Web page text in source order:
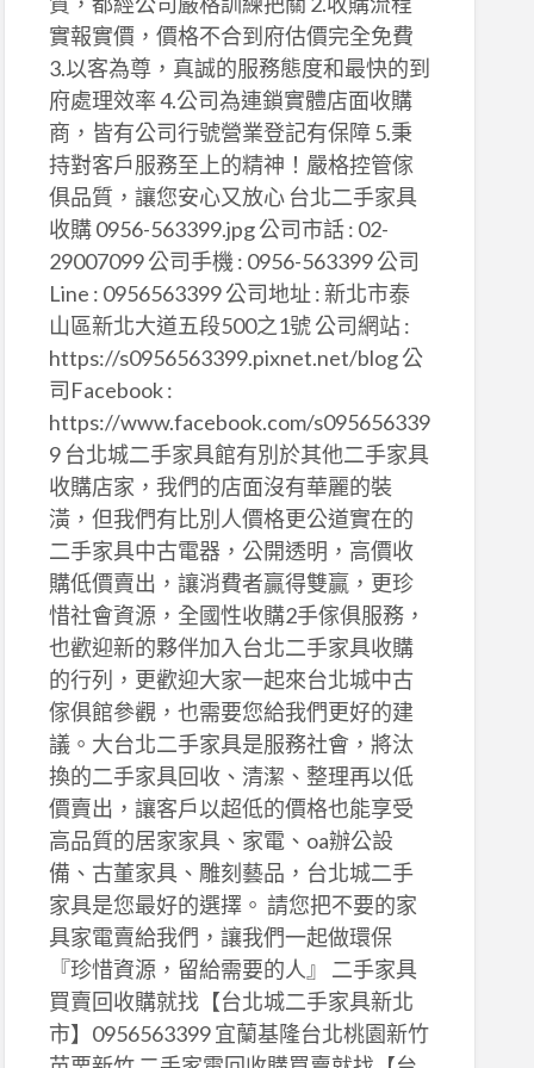
實報實價，價格不合到府估價完全免費
3.以客為尊，真誠的服務態度和最快的到
府處理效率 4.公司為連鎖實體店面收購
商，皆有公司行號營業登記有保障 5.秉
持對客戶服務至上的精神！嚴格控管傢
俱品質，讓您安心又放心 台北二手家具
收購 0956-563399.jpg 公司市話 : 02-
29007099 公司手機 : 0956-563399 公司
Line : 0956563399 公司地址 : 新北市泰
山區新北大道五段500之1號 公司網站 :
https://s0956563399.pixnet.net/blog 公
司Facebook :
https://www.facebook.com/s095656339
9 台北城二手家具館有別於其他二手家具
收購店家，我們的店面沒有華麗的裝
潢，但我們有比別人價格更公道實在的
二手家具中古電器，公開透明，高價收
購低價賣出，讓消費者贏得雙贏，更珍
惜社會資源，全國性收購2手傢俱服務，
也歡迎新的夥伴加入台北二手家具收購
的行列，更歡迎大家一起來台北城中古
傢俱館參觀，也需要您給我們更好的建
議。大台北二手家具是服務社會，將汰
換的二手家具回收、清潔、整理再以低
價賣出，讓客戶以超低的價格也能享受
高品質的居家家具、家電、oa辦公設
備、古董家具、雕刻藝品，台北城二手
家具是您最好的選擇。 請您把不要的家
具家電賣給我們，讓我們一起做環保
『珍惜資源，留給需要的人』 二手家具
買賣回收購就找【台北城二手家具新北
市】0956563399 宜蘭基隆台北桃園新竹